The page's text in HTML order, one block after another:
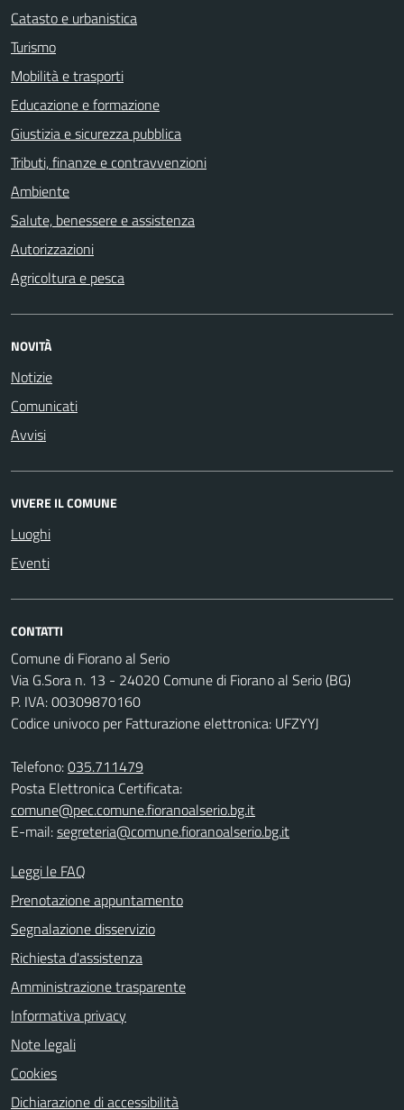
Catasto e urbanistica
Turismo
Mobilità e trasporti
Educazione e formazione
Giustizia e sicurezza pubblica
Tributi, finanze e contravvenzioni
Ambiente
Salute, benessere e assistenza
Autorizzazioni
Agricoltura e pesca
NOVITÀ
Notizie
Comunicati
Avvisi
VIVERE IL COMUNE
Luoghi
Eventi
CONTATTI
Comune di Fiorano al Serio
Via G.Sora n. 13 - 24020 Comune di Fiorano al Serio (BG)
P. IVA: 00309870160
Codice univoco per Fatturazione elettronica: UFZYYJ
Telefono:035.711479
Posta Elettronica Certificata:
comune@pec.comune.fioranoalserio.bg.it
E-mail:segreteria@comune.fioranoalserio.bg.it
Leggi le FAQ
Prenotazione appuntamento
Segnalazione disservizio
Richiesta d'assistenza
Amministrazione trasparente
Informativa privacy
Note legali
Cookies
Dichiarazione di accessibilità